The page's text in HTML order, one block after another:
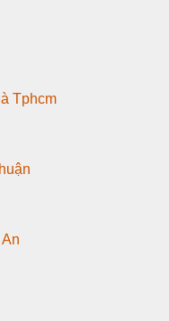
Tphcm